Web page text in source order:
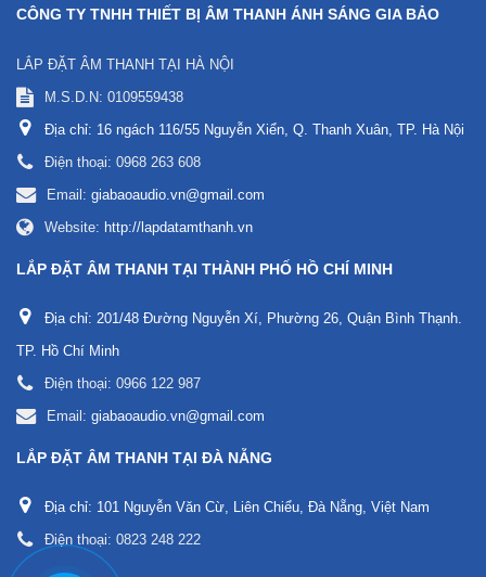
CÔNG TY TNHH THIẾT BỊ ÂM THANH ÁNH SÁNG GIA BẢO
LẮP ĐẶT ÂM THANH TẠI HÀ NỘI
M.S.D.N: 0109559438
Địa chỉ: 16 ngách 116/55 Nguyễn Xiển, Q. Thanh Xuân, TP. Hà Nội
Điện thoại: 0968 263 608
Email: giabaoaudio.vn@gmail.com
Website: http://lapdatamthanh.vn
LẮP ĐẶT ÂM THANH TẠI THÀNH PHỐ HỒ CHÍ MINH
Địa chỉ: 201/48 Đường Nguyễn Xí, Phường 26, Quận Bình Thạnh.
TP. Hồ Chí Minh
Điện thoại: 0966 122 987
Email: giabaoaudio.vn@gmail.com
LẮP ĐẶT ÂM THANH TẠI ĐÀ NẴNG
Địa chỉ: 101 Nguyễn Văn Cừ, Liên Chiểu, Đà Nẵng, Việt Nam
Điện thoại: 0823 248 222